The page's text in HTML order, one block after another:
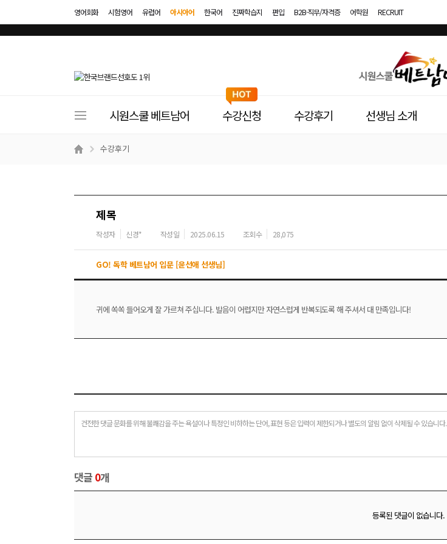
영어회화 시험영어 유럽어 아시아어 한국어 진짜학습지 편입 B2B·직무/자격증 어학원 RECRUIT
스
이
메
시원스쿨 베트남어 수강신청 수강후기 선생님 소개
수강후기
제목
작성자 신경* 작성일 2025.06.15 조회수 28,075
GO! 독학 베트남어 입문 [윤선애 선생님]
귀에 쏙쏙 들어오게 잘 가르쳐 주십니다. 발음이 어렵지만 자연스럽게 반복되도록 해 주셔서 대 만족입니다!
건전한 댓글 문화를 위해 불쾌감을 주는 욕설이나 특정인 비하하는 단어, 표현 등은 입력이 제한되거나 별도의 알림 없이 삭제될 수 있습니다.
댓글 0개
등록된 댓글이 없습니다.